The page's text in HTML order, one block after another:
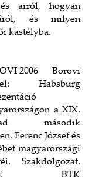
és arról, hogyan
és milyen
kastélyba.
2006 Borovi
Habsburg
a XIX.
második
Ferenc József és
magyarországi
Szakdolgozat.
BTK